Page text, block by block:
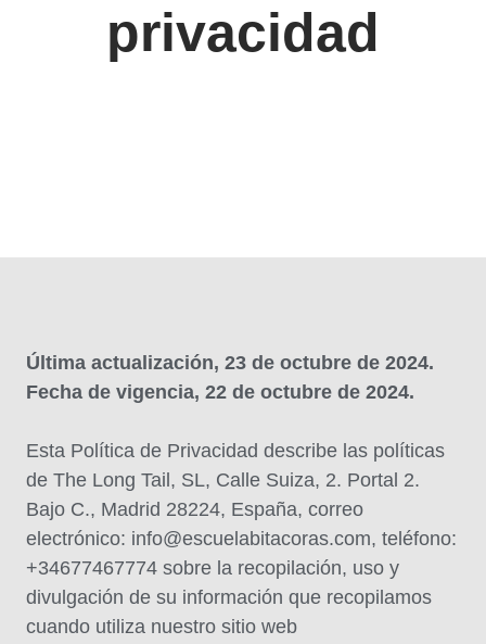
privacidad
Última actualización, 23 de octubre de 2024.
Fecha de vigencia, 22 de octubre de 2024.
Esta Política de Privacidad describe las políticas
de The Long Tail, SL, Calle Suiza, 2. Portal 2.
Bajo C., Madrid 28224, España, correo
electrónico: info@escuelabitacoras.com, teléfono:
+34677467774 sobre la recopilación, uso y
divulgación de su información que recopilamos
cuando utiliza nuestro sitio web